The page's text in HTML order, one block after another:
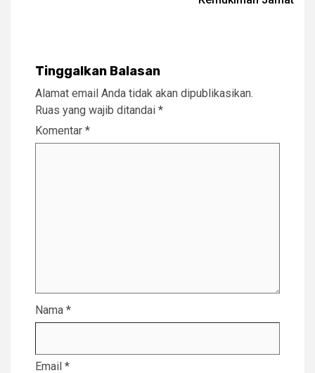
Tinggalkan Balasan
Alamat email Anda tidak akan dipublikasikan.
Ruas yang wajib ditandai *
Komentar *
Nama *
Email *